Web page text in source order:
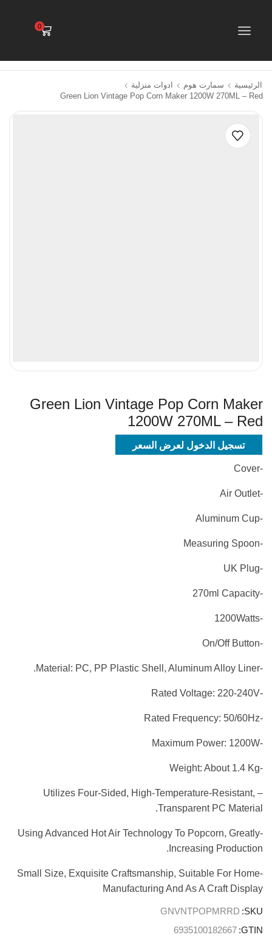
0
الرئيسية سمارت هوم
ادوات منزلية
Green Lion Vintage Pop Corn Maker 1200W 270ML – Red
Green Lion Vintage Pop Corn Maker
1200W 270ML – Red
تسجيل الدخول لعرض السعر
-Cover
-Air Outlet
-Aluminum Cup
-Measuring Spoon
-UK Plug
-270ml Capacity
-1200Watts
-On/Off Button
-Material: PC, PP Plastic Shell, Aluminum Alloy Liner.
-Rated Voltage: 220-240V
-Rated Frequency: 50/60Hz
-Maximum Power: 1200W
-Weight: About 1.4 Kg
– Utilizes Four-Sided, High-Temperature-Resistant,
Transparent PC Material.
-Using Advanced Hot Air Technology To Popcorn, Greatly
Increasing Production.
-Small Size, Exquisite Craftsmanship, Suitable For Home
Manufacturing And As A Craft Display
SKU:
GNVNTPOPMRRD
GTIN:
6935100182667